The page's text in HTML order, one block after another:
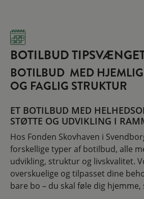
BOTILBUD
BOTILBUD MED
OG FAGLIG STRUKTUR
ET BOTILBUD MED
STØTTE OG UDVIKLING I
Hos Fonden Skovhaven i
forskellige typer af botilbud, alle
udvikling, struktur og livskvalitet.
overskuelige og tilpasset dine
bare bo – du skal føle dig hjemme,